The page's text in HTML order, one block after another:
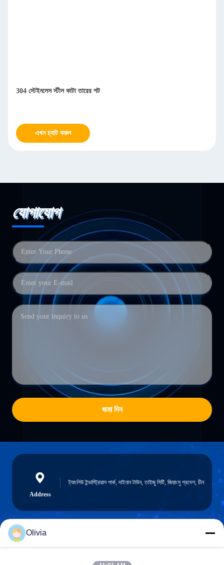
304 স্টেইনলেস স্টীল কাটা তারের শট
এখন চ্যাট করুন
যোগাযোগ
জমা দিন
Address
ট্যাংলিউ ইন্ডাস্ট্রিয়াল পার্ক, দাইনান টাউন, তাইজু সিটি, জিয়াংসু প্রদেশ, চীন
info@longlivedmetal.com
Olivia